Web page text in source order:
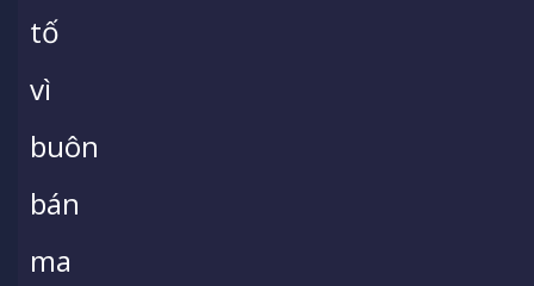
tố
vì
buôn
bán
ma